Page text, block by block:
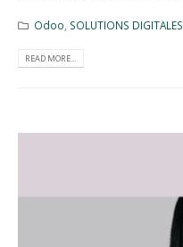
Odoo, SOLUTIONS DIGITALES
READ MORE...